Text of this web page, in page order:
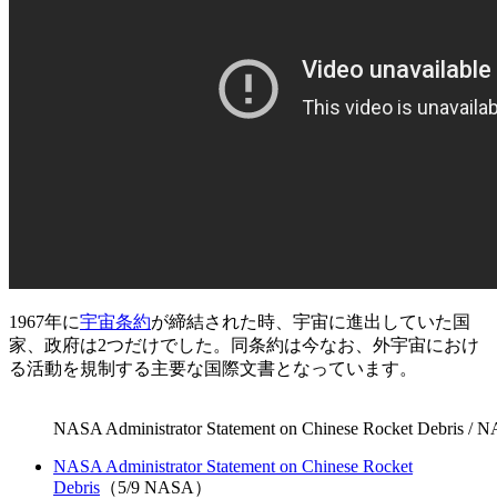
1967年に宇宙条約が締結された時、宇宙に進出していた国
家、政府は2つだけでした。同条約は今なお、外宇宙におけ
る活動を規制する主要な国際文書となっています。
NASA Administrator Statement on Chinese Rocket Debris /
NASA Administrator Statement on Chinese Rocket
Debris （5/9 NASA）